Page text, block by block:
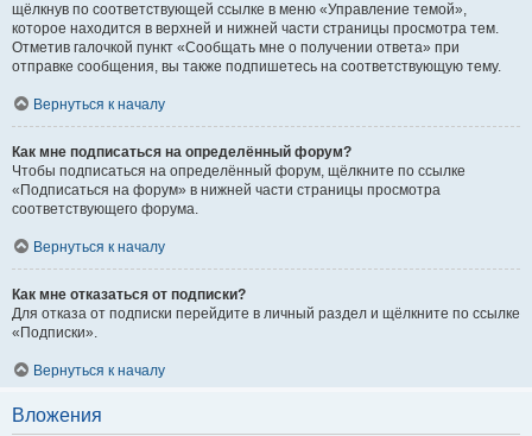
щёлкнув по соответствующей ссылке в меню «Управление темой»,
которое находится в верхней и нижней части страницы просмотра тем.
Отметив галочкой пункт «Сообщать мне о получении ответа» при
отправке сообщения, вы также подпишетесь на соответствующую тему.
Вернуться к началу
Как мне подписаться на определённый форум?
Чтобы подписаться на определённый форум, щёлкните по ссылке
«Подписаться на форум» в нижней части страницы просмотра
соответствующего форума.
Вернуться к началу
Как мне отказаться от подписки?
Для отказа от подписки перейдите в личный раздел и щёлкните по ссылке
«Подписки».
Вернуться к началу
Вложения